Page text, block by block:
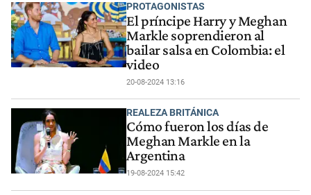
PROTAGONISTAS
El príncipe Harry y Meghan
Markle soprendieron al
bailar salsa en Colombia: el
video
20-08-2024 13:16
REALEZA BRITÁNICA
Cómo fueron los días de
Meghan Markle en la
Argentina
19-08-2024 15:42